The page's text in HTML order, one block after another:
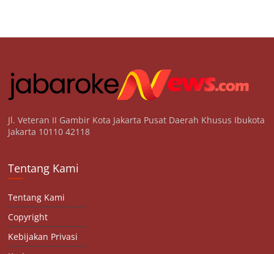
Jl. Veteran II Gambir Kota Jakarta Pusat Daerah Khusus Ibukota
Jakarta 10110 42118
Tentang Kami
Tentang Kami
Copyright
Kebijakan Privasi